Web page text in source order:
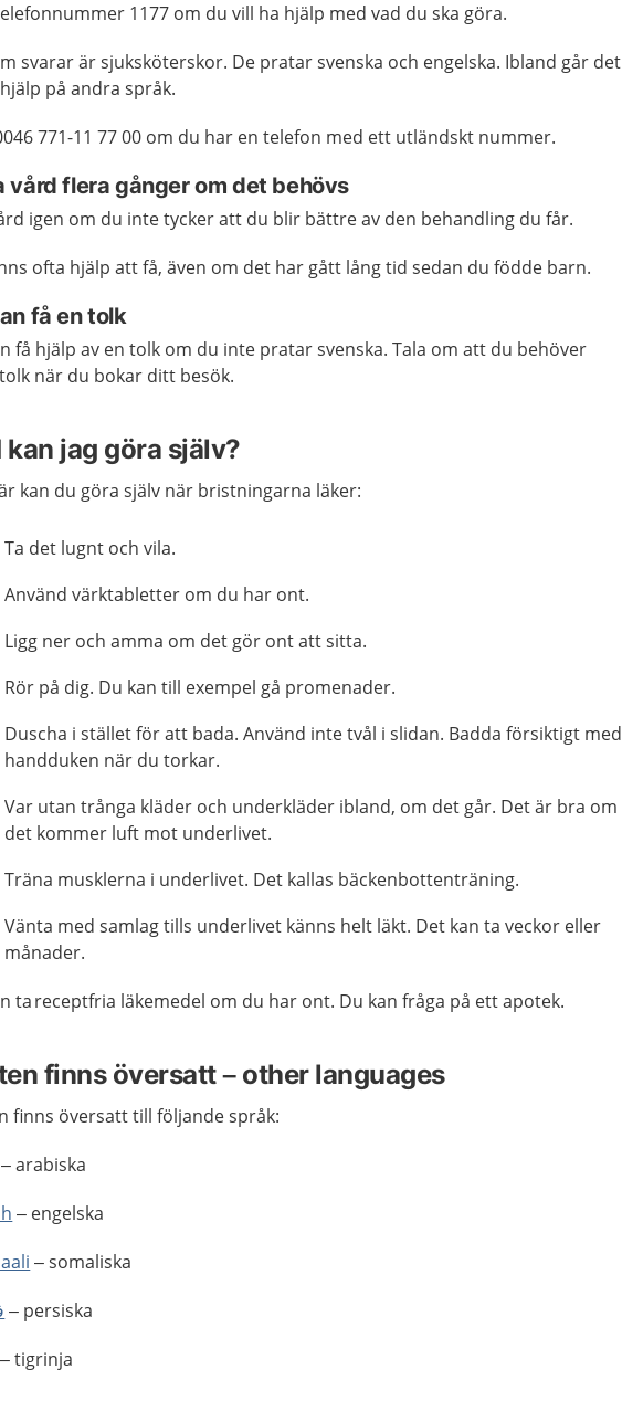
1177 om du vill ha hjälp med vad du ska göra.
svarar är sjuksköterskor. De pratar svenska och engelska. Ibland går det
på andra språk.
771-11 77 00 om du har en telefon med ett utländskt nummer.
vård flera gånger om det behövs
igen om du inte tycker att du blir bättre av den behandling du får.
ofta hjälp att få, även om det har gått lång tid sedan du födde barn.
få en tolk
få hjälp av en tolk om du inte pratar svenska. Tala om att du behöver
när du bokar ditt besök.
kan jag göra själv?
kan du göra själv när bristningarna läker:
Ta det lugnt och vila.
Använd värktabletter om du har ont.
Ligg ner och amma om det gör ont att sitta.
Rör på dig. Du kan till exempel gå promenader.
Duscha i stället för att bada. Använd inte tvål i slidan. Badda försiktigt med
handduken när du torkar.
Var utan trånga kläder och underkläder ibland, om det går. Det är bra om
det kommer luft mot underlivet.
Träna musklerna i underlivet. Det kallas bäckenbottenträning.
Vänta medsamlagtills underlivet känns helt läkt. Det kan ta veckor eller
månader.
tareceptfria läkemedel om du har ont. Du kan fråga på ett apotek.
finns översatt – other languages
finns översatt till följande språk:
– arabiska
– engelska
– somaliska
– persiska
– tigrinja